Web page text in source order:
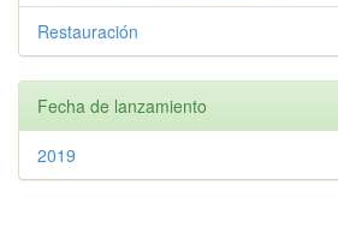
Restauración
Fecha de lanzamiento
2019